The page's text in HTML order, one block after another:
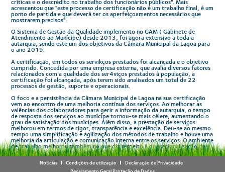
críticas e o descrédito no trabalho dos funcionários públicos". Mais
acrescentou que "este processo de certificação não é um trabalho final, é um
ponto de partida e que deverá ter os aperfeiçoamentos necessários que
mostrarem precisos".
O Sistema de Gestão da Qualidade implemento no GAM ( Gabinete de
Atendimento ao Munícipe) desde 2013, foi agora extensivo a toda a
autarquia, sendo este um dos objetivos da Câmara Municipal da Lagoa para
o ano 2019.
A certificação, em todos os servikços prestados foi alcançada e o objetivo
cumprido. Concedida por uma empresa externa, que avalia diversos fatores
relacionados com a qualidade dos ser4viços prestados à população, a
certificação foi alcançada, após terem sido analisados um total de 22
processos de gestão, suporte e operacionais.
O foco e a persistência da Câmara Municipal de Lagoa na sua certificação
vem ao encontro de uma melhoria contínua dos serviços. Ao melhorar as
valências dos colaboradores para gerir a informação da autarquia, o tempo
de resposta dos serviços ao munícipe tornou-se mais célere, aumentando o
grau de satisfação dos munícipes. Além disso, a prestação de serviços
melhorou em termos de rigor, transparência e excelência. Deu-se ao mesmo
tempo uma simplificação e agilização dos métodos de trabalho e houve uma
melhoria da articulação e comunicação interna entre os serviços. O ambiente
de trabalho melhorou também no que diz respeito à operacionalização das
atividades e dos processos.
De referir que esta certificação foi alcançada principalmente a pensar nos
munícipes, tendo sido repensadas as estratégias de melhoria contínua dos
Notícias Condições de utilização
Declaração de Privacidade